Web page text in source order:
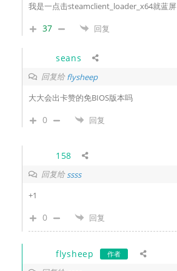
我是一点击steamclient_loader_x64就蓝屏
37 回复
seans
回复给flysheep
大大会出卡赞的免BIOS版本吗
0 回复
158
回复给ssss
+1
0 回复
flysheep 作者